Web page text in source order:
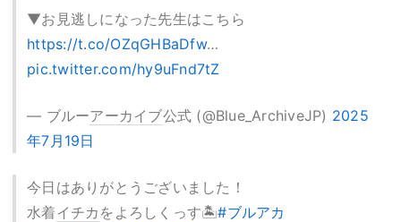
▼お見逃しになった先生はこちら
https://t.co/OZqGHBaDfw…
pic.twitter.com/hy9uFnd7tZ
— ブルーアーカイブ公式 (@Blue_ArchiveJP) 2025
年7月19日
今日はありがとうございました！
水着イチカ をよろしくっす🏝️#ブルアカ